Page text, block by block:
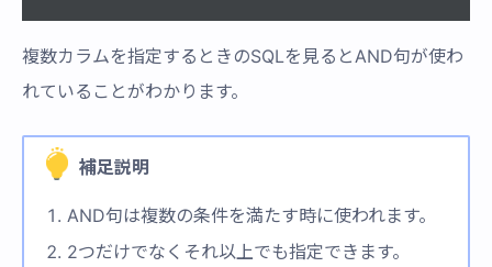
複数カラムを指定するときのSQLを見るとAND句が使わ
れていることがわかります。
補足説明
AND句は複数の条件を満たす時に使われます。
2つだけでなくそれ以上でも指定できます。